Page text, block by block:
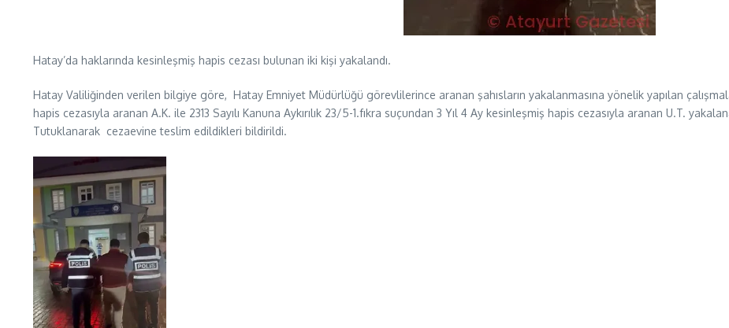
Hatay’da haklarında kesinleşmiş hapis cezası bulunan iki kişi yakalandı.
Hatay Valiliğinden verilen bilgiye göre, Hatay Emniyet Müdürlüğü görevlilerince aranan şahısların yakalanmasına yönelik yapılan
hapis cezasıyla aranan A.K. ile 2313 Sayılı Kanuna Aykırılık 23/5-1.fıkra suçundan 3 Yıl 4 Ay kesinleşmiş hapis cezasıyla aranan U.T.
Tutuklanarak cezaevine teslim edildikleri bildirildi.